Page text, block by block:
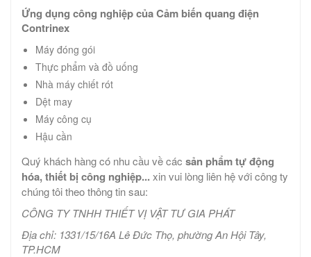
Ứng dụng công nghiệpcủa Cảm biến quang điện
Contrinex
Máy đóng gói
Thực phẩm và đồ uống
Nhà máy chiết rót
Dệt may
Máy công cụ
Hậu cần
Quý khách hàng có nhu cầu về các sản phẩm tự động
hóa, thiết bị công nghiệp...xin vui lòng liên hệ với công ty
chúng tôi theo thông tin sau:
CÔNG TY TNHH THIẾT VỊ VẬT TƯ GIA PHÁT
Địa chỉ: 1331/15/16A Lê Đức Thọ, phường An Hội Tây,
TP.HCM